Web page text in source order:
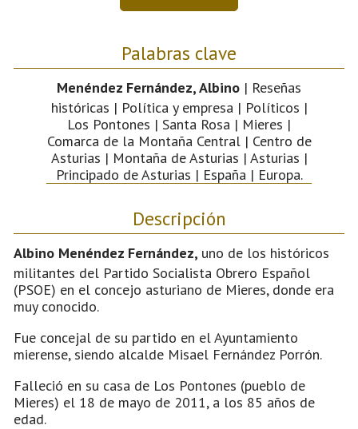
Palabras clave
Menéndez Fernández, Albino | Reseñas
históricas | Política y empresa | Políticos |
Los Pontones | Santa Rosa | Mieres |
Comarca de la Montaña Central | Centro de
Asturias | Montaña de Asturias | Asturias |
Principado de Asturias | España | Europa.
Descripción
Albino Menéndez Fernández, uno de los históricos
militantes del Partido Socialista Obrero Español
(PSOE) en el concejo asturiano de Mieres, donde era
muy conocido.
Fue concejal de su partido en el Ayuntamiento
mierense, siendo alcalde Misael Fernández Porrón.
Falleció en su casa de Los Pontones (pueblo de
Mieres) el 18 de mayo de 2011, a los 85 años de
edad.